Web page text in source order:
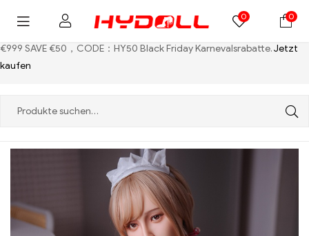
€999 SAVE €50，CODE：HY50 Black Friday Karnevalsrabatte.Jetzt
kaufen
0 0